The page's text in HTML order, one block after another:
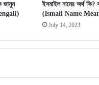
জানুন
ইসমাইল নামের অর্থ কি?
(Ismail Name
July 14, 2023